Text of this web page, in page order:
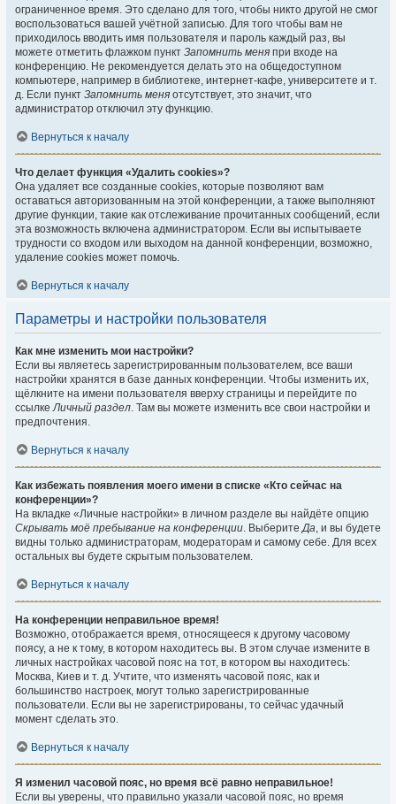
ограниченное время. Это сделано для того, чтобы никто другой не смог
воспользоваться вашей учётной записью. Для того чтобы вам не
приходилось вводить имя пользователя и пароль каждый раз, вы
можете отметить флажком пункт Запомнить меня при входе на
конференцию. Не рекомендуется делать это на общедоступном
компьютере, например в библиотеке, интернет-кафе, университете и т.
д. Если пункт Запомнить меня отсутствует, это значит, что
администратор отключил эту функцию.
Вернуться к началу
Что делает функция «Удалить cookies»?
Она удаляет все созданные cookies, которые позволяют вам
оставаться авторизованным на этой конференции, а также выполняют
другие функции, такие как отслеживание прочитанных сообщений, если
эта возможность включена администратором. Если вы испытываете
трудности со входом или выходом на данной конференции, возможно,
удаление cookies может помочь.
Вернуться к началу
Параметры и настройки пользователя
Как мне изменить мои настройки?
Если вы являетесь зарегистрированным пользователем, все ваши
настройки хранятся в базе данных конференции. Чтобы изменить их,
щёлкните на имени пользователя вверху страницы и перейдите по
ссылкеЛичный раздел. Там вы можете изменить все свои настройки и
предпочтения.
Вернуться к началу
Как избежать появления моего имени в списке «Кто сейчас на
конференции»?
На вкладке «Личные настройки» в личном разделе вы найдёте опцию
Скрывать моё пребывание на конференции. ВыберитеДа, и вы будете
видны только администраторам, модераторам и самому себе. Для всех
остальных вы будете скрытым пользователем.
Вернуться к началу
На конференции неправильное время!
Возможно, отображается время, относящееся к другому часовому
поясу, а не к тому, в котором находитесь вы. В этом случае измените в
личных настройках часовой пояс на тот, в котором вы находитесь:
Москва, Киев и т. д. Учтите, что изменять часовой пояс, как и
большинство настроек, могут только зарегистрированные
пользователи. Если вы не зарегистрированы, то сейчас удачный
момент сделать это.
Вернуться к началу
Я изменил часовой пояс, но время всё равно неправильное!
Если вы уверены, что правильно указали часовой пояс, но время